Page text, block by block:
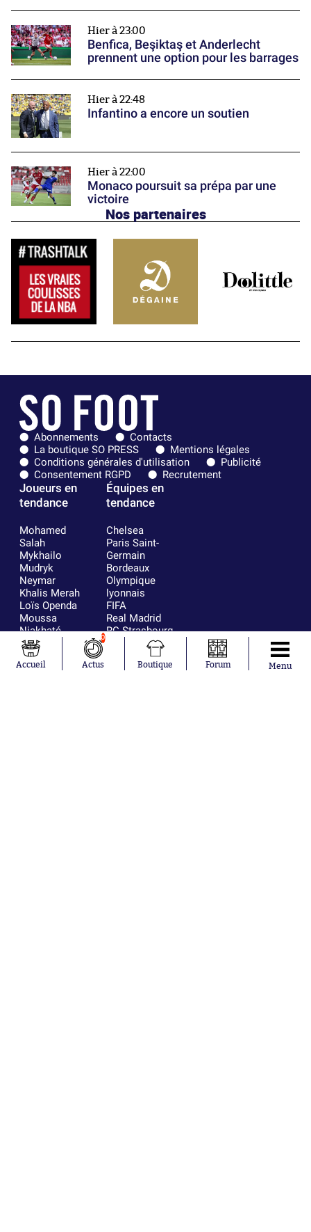
Hier à 23:00
Benfica, Beşiktaş et Anderlecht
prennent une option pour les barrages
Hier à 22:48
Infantino a encore un soutien
Hier à 22:00
Monaco poursuit sa prépa par une
victoire
Nos partenaires
Abonnements
Contacts
La boutique SO PRESS
Mentions légales
Conditions générales d'utilisation
Publicité
Consentement RGPD
Recrutement
Joueurs en
tendance
Mohamed
Salah
Mykhailo
Mudryk
Neymar
Khalis Merah
Loïs Openda
Moussa
Niakhaté
Nicolás
Tagliafico
Pavel Šulc
Équipes en
tendance
Chelsea
Paris Saint-
Germain
Bordeaux
Olympique
lyonnais
FIFA
Real Madrid
RC Strasbourg
AC Milan
RC Lens
Accueil
0
Actus Boutique Forum Menu